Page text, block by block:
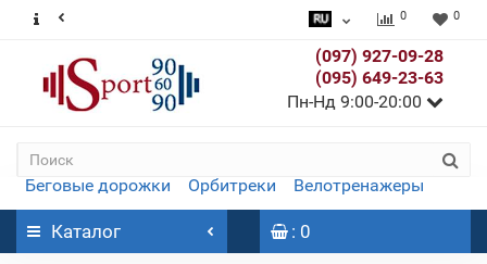
0 0
(097) 927-09-28
(095) 649-23-63
Пн-Нд 9:00-20:00
Беговые дорожки Орбитреки Велотренажеры
Каталог : 0